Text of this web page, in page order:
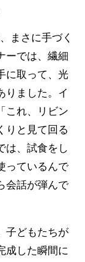
まさに手づく
ーでは、繊細
に取って、光
りました。イ
これ、リビン
りと見て回る
は、試食をし
っているんで
会話が弾んで
子どもたちが
成した瞬間に